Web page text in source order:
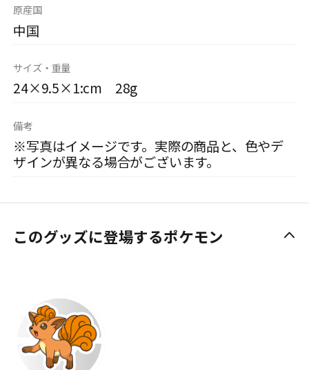
原産国
中国
サイズ・重量
24×9.5×1:cm 28g
備考
※写真はイメージです。実際の商品と、色やデ
ザインが異なる場合がございます。
このグッズに登場するポケモン